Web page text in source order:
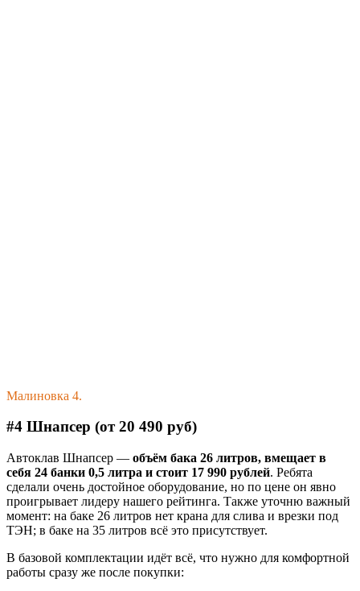
Малиновка 4.
#4 Шнапсер (от 20 490 руб)
Автоклав Шнапсер — объём бака 26 литров, вмещает в
себя 24 банки 0,5 литра и стоит 17 990 рублей. Ребята
сделали очень достойное оборудование, но по цене он явно
проигрывает лидеру нашего рейтинга. Также уточню важный
момент: на баке 26 литров нет крана для слива и врезки под
ТЭН; в баке на 35 литров всё это присутствует.
В базовой комплектации идёт всё, что нужно для комфортной
работы сразу же после покупки: